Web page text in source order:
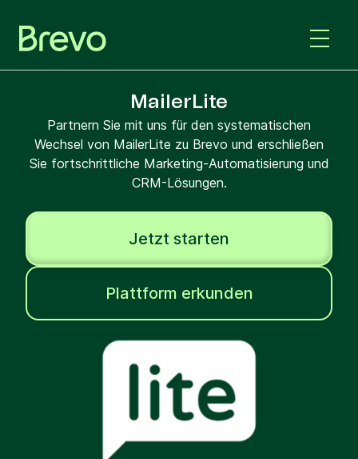
MailerLite
Partnern Sie mit uns für den systematischen
Wechsel von MailerLite zu Brevo und erschließen
Sie fortschrittliche Marketing-Automatisierung und
CRM-Lösungen.
Jetzt starten
Plattform erkunden